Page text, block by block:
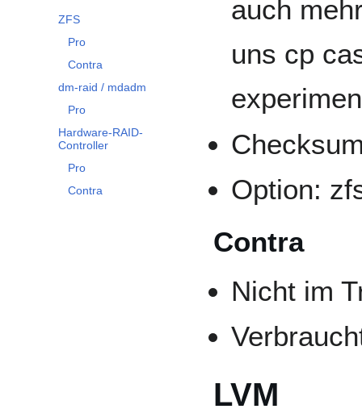
ZFS
Pro
Contra
dm-raid / mdadm
Pro
Hardware-RAID-
Controller
Pro
Contra
auch
uns cp
Option:
Contra
Nicht im
LVM